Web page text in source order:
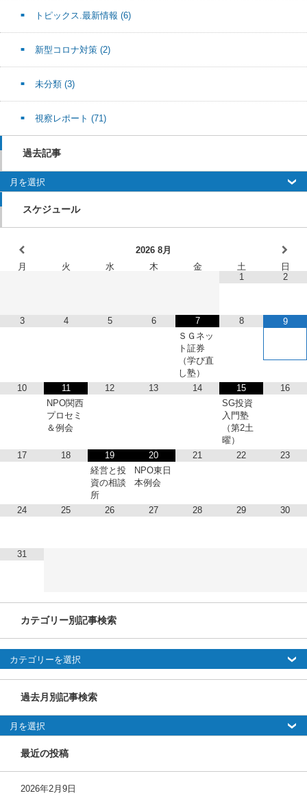
トピックス.最新情報 (6)
新型コロナ対策 (2)
未分類 (3)
視察レポート (71)
過去記事
過去記事
スケジュール
2026 8月
月
火 水 木 金 土
日
1
2
3 4 5 6
7
ＳＧネッ
ト証券
（学び直
し塾）
8 9
10
11
NPO関西
プロセミ
＆例会
12 13 14
15
SG投資
入門塾
（第2土
曜）
16
17 18
19
経営と投
資の相談
所
20
NPO東日
本例会
21 22 23
24 25 26 27 28 29 30
31
カテゴリー別記事検索
ゴ
リ
事
索
過去月別記事検索
過去月別記事検索
最近の投稿
2026年2月9日